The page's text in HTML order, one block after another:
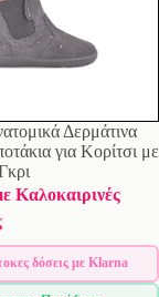
Δερμάτινα
για Κορίτσι με
Καλοκαιρινές
δόσεις με Klarna